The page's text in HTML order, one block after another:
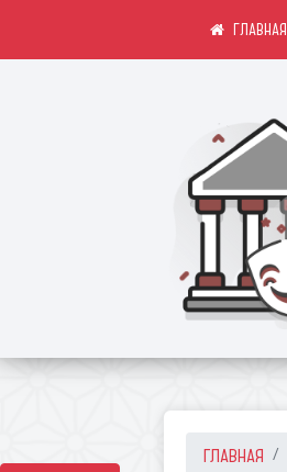
ГЛАВНАЯ